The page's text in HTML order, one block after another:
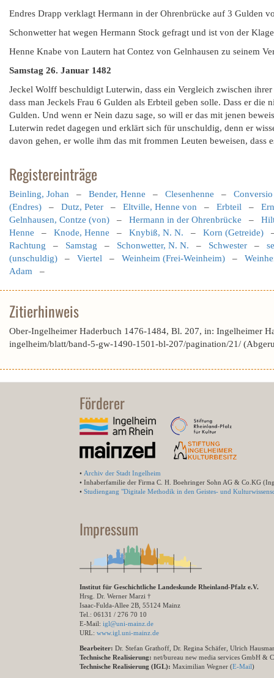
Endres Drapp verklagt Hermann in der Ohrenbrücke auf 3 Gulden
Schonwetter hat wegen Hermann Stock gefragt und ist von der
Henne Knabe von Lautern hat Contez von Gelnhausen zu seinem
Samstag 26. Januar 1482
Jeckel Wolff beschuldigt Luterwin, dass ein Vergleich zwischen
dass man Jeckels Frau 6 Gulden als Erbteil geben solle. Dass er
Gulden. Und wenn er Nein dazu sage, so will er das mit jenen
Luterwin redet dagegen und erklärt sich für unschuldig, denn er
davon gehen, er wolle ihm das mit frommen Leuten beweisen, dass
Registereinträge
Beinling, Johan – Bender, Henne – Clesenhenne –
(Endres) – Dutz, Peter – Eltville, Henne von – Erbteil –
Gelnhausen, Contze (von) – Hermann in der Ohrenbrücke –
Henne – Knode, Henne – Knybiß, N. N. – Korn (Getreide)
Rachtung – Samstag – Schonwetter, N. N. – Schwester –
(unschuldig) – Viertel – Weinheim (Frei-Weinheim) –
Adam –
Zitierhinweis
Ober-Ingelheimer Haderbuch 1476-1484, Bl. 207, in: Ingelheimer
ingelheim/blatt/band-5-gw-1490-1501-bl-207/pagination/21/
Förderer
• Archiv der Stadt Ingelheim
• Inhaberfamilie der Firma C. H. Boehringer Sohn AG & Co.KG
• Studiengang "Digitale Methodik in den Geistes- und
Impressum
Institut für Geschichtliche Landeskunde Rheinland-Pfalz e.V.
Hrsg. Dr. Werner Marzi †
Isaac-Fulda-Allee 2B, 55124 Mainz
Tel.: 06131 / 276 70 10
E-Mail: igl@uni-mainz.de
URL: www.igl.uni-mainz.de
Bearbeiter: Dr. Stefan Grathoff, Dr. Regina Schäfer, Ulrich
Technische Realisierung: net/bureau new media services GmbH &
Technische Realisierung (IGL): Maximilian Wegner (E-Mail)